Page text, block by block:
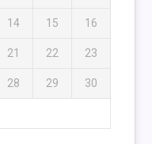
14 15 16
21 22 23
28 29 30